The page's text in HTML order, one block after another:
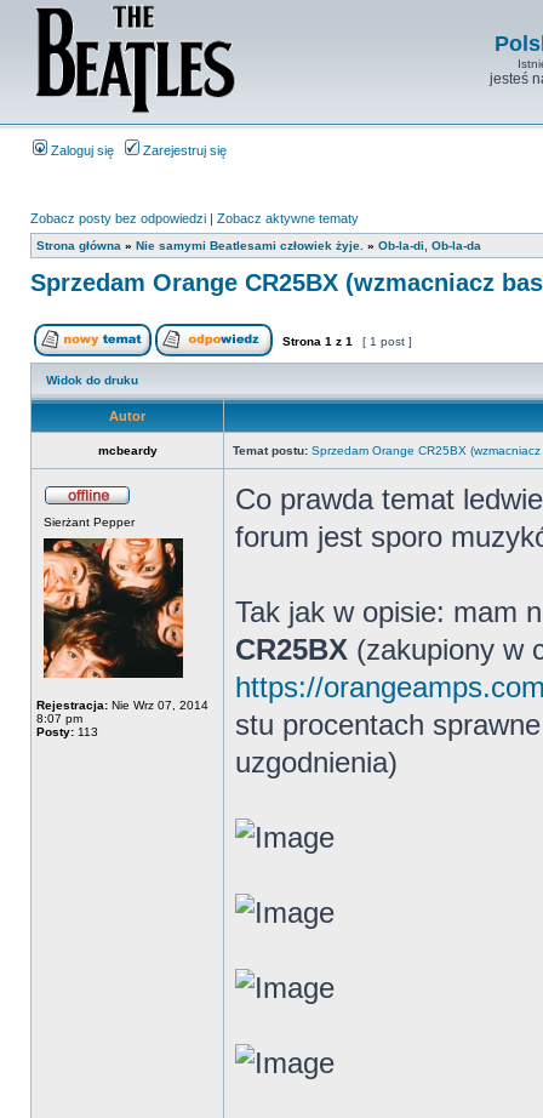
jesteś
Zaloguj się Zarejestruj się
Zobacz posty bez odpowiedzi | Zobacz aktywne tematy
Strona główna » Nie samymi Beatlesami człowiek żyje. » Ob-la-di, Ob-la-da
Sprzedam Orange CR25BX (wzmacniacz
Strona 1 z 1 [ 1 post ]
Widok do druku
Autor
mcbeardy Temat postu: Sprzedam Orange CR25BX
Sierżant Pepper
Rejestracja: Nie Wrz 07, 2014
8:07 pm
Posty: 113
Co prawda temat
forum jest sporo
Tak jak w opisie: mam
CR25BX (zakupiony w
https://
stu procentach
uzgodnienia)